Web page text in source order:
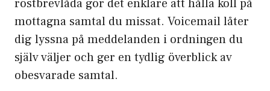
röstbrevlåda gör det enklare att hålla koll på
mottagna samtal du missat. Voicemail låter
dig lyssna på meddelanden i ordningen du
själv väljer och ger en tydlig överblick av
obesvarade samtal.